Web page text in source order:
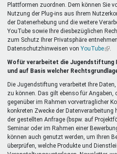
Plattformen zuordnen. Dem können Sie
Nutzung der Plug-ins aus Ihrem
der Datenerhebung und die weitere
YouTube sowie Ihre diesbezüglichen
zum Schutz Ihrer Privatsphäre
Datenschutzhinweisen von YouTube(Link
Wofür verarbeitet die Jugendstiftung
und auf Basis welcher
Die Jugendstiftung verarbeitet Ihre
zu können. Das gilt ebenso für Angaben,
gegenüber im Rahmen vorvertraglicher
konkreten Zwecke der
der gestellten Anfrage (bspw. auf
Seminar oder im Rahmen einer
können auch genutzt werden, um Ihren
überprüfen, welche Produkte und